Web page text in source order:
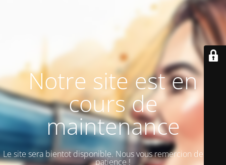
Notre site est en
cours de
maintenance
Le site sera bientot disponible. Nous vous remercion de votre
patience !